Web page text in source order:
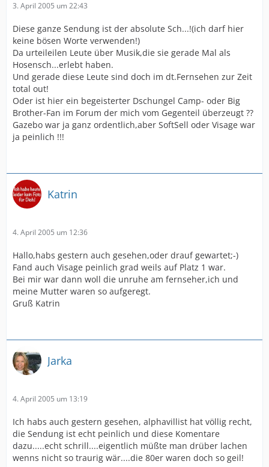
3. April 2005 um 22:43
Diese ganze Sendung ist der absolute Sch...!(ich darf hier
keine bösen Worte verwenden!)
Da urteileilen Leute über Musik,die sie gerade Mal als
Hosensch...erlebt haben.
Und gerade diese Leute sind doch im dt.Fernsehen zur Zeit
total out!
Oder ist hier ein begeisterter Dschungel Camp- oder Big
Brother-Fan im Forum der mich vom Gegenteil überzeugt ??
Gazebo war ja ganz ordentlich,aber SoftSell oder Visage war
ja peinlich !!!
Katrin
4. April 2005 um 12:36
Hallo,habs gestern auch gesehen,oder drauf gewartet;-)
Fand auch Visage peinlich grad weils auf Platz 1 war.
Bei mir war dann woll die unruhe am fernseher,ich und
meine Mutter waren so aufgeregt.
Gruß Katrin
Jarka
4. April 2005 um 13:19
Ich habs auch gestern gesehen, alphavillist hat völlig recht,
die Sendung ist echt peinlich und diese Komentare
dazu.....echt schrill....eigentlich müßte man drüber lachen
wenns nicht so traurig wär....die 80er waren doch so geil!